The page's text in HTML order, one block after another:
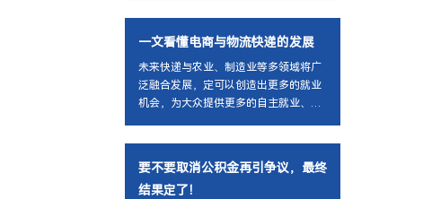
一文看懂电商与物流快递的发展
未来快递与农业、制造业等多领域将广
泛融合发展，定可以创造出更多的就业
机会，为大众提供更多的自主就业、创
要不要取消公积金再引争议，最终
结果定了！